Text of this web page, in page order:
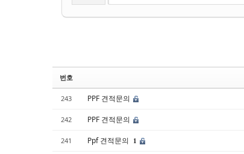
번호
243 PPF 견적문의
242 PPF 견적문의
241 Ppf 견적문의 1